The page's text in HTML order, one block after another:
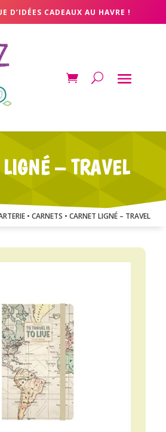
D’IDÉES CADEAUX AU HAVRE !
– TRAVEL
• CARNETS • CARNET LIGNÉ – TRAVEL